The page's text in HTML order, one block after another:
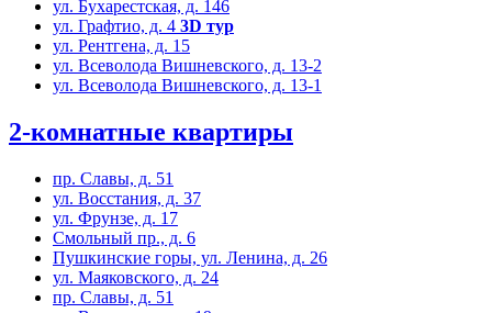
ул. Бухарестская, д. 146
ул. Графтио, д. 4 3D тур
ул. Рентгена, д. 15
ул. Всеволода Вишневского, д. 13-2
ул. Всеволода Вишневского, д. 13-1
2-комнатные квартиры
пр. Славы, д. 51
ул. Восстания, д. 37
ул. Фрунзе, д. 17
Смольный пр., д. 6
Пушкинские горы, ул. Ленина, д. 26
ул. Маяковского, д. 24
пр. Славы, д. 51